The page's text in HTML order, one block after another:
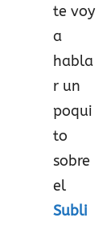
te voy
a
habla
r un
poqui
to
sobre
el
Subli